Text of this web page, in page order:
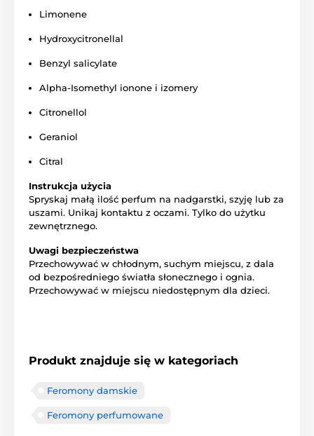
Limonene
Hydroxycitronellal
Benzyl salicylate
Alpha-Isomethyl ionone i izomery
Citronellol
Geraniol
Citral
Instrukcja użycia
Spryskaj małą ilość perfum na nadgarstki, szyję lub za
uszami. Unikaj kontaktu z oczami. Tylko do użytku
zewnętrznego.
Uwagi bezpieczeństwa
Przechowywać w chłodnym, suchym miejscu, z dala
od bezpośredniego światła słonecznego i ognia.
Przechowywać w miejscu niedostępnym dla dzieci.
Produkt znajduje się w kategoriach
Feromony damskie
Feromony perfumowane